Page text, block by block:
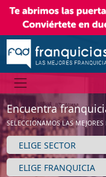
Encuentra
SELECCIONAMOS LAS